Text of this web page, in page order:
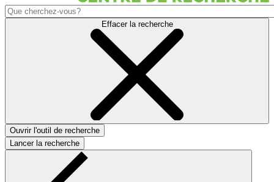
Effacer la recherche
Ouvrir l'outil de recherche
Lancer la recherche